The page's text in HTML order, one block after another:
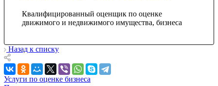
Квалифицированный оценщик по оценке
движимого и недвижимого имущества, бизнеса
Назад к списку
Услуги по оценке бизнеса
Каменск-Шахтинский
Камень-на-Оби
Камышлов
Канаш
Кандалакша
Канск